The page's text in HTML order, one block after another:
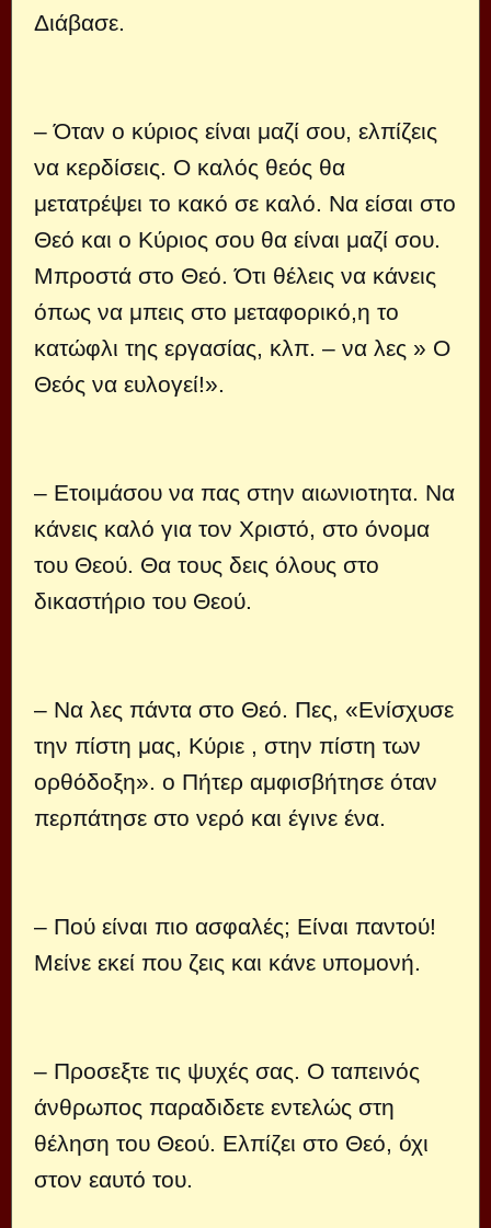
Διάβασε.
– Όταν ο κύριος είναι μαζί σου, ελπίζεις
να κερδίσεις. Ο καλός θεός θα
μετατρέψει το κακό σε καλό. Να είσαι στο
Θεό και ο Κύριος σου θα είναι μαζί σου.
Μπροστά στο Θεό. Ότι θέλεις να κάνεις
όπως να μπεις στο μεταφορικό,η το
κατώφλι της εργασίας, κλπ. – να λες » Ο
Θεός να ευλογεί!».
– Ετοιμάσου να πας στην αιωνιοτητα. Να
κάνεις καλό για τον Χριστό, στο όνομα
του Θεού. Θα τους δεις όλους στο
δικαστήριο του Θεού.
– Να λες πάντα στο Θεό. Πες, «Ενίσχυσε
την πίστη μας, Κύριε , στην πίστη των
ορθόδοξη». ο Πήτερ αμφισβήτησε όταν
περπάτησε στο νερό και έγινε ένα.
– Πού είναι πιο ασφαλές; Είναι παντού!
Μείνε εκεί που ζεις και κάνε υπομονή.
– Προσεξτε τις ψυχές σας. Ο ταπεινός
άνθρωπος παραδιδετε εντελώς στη
θέληση του Θεού. Ελπίζει στο Θεό, όχι
στον εαυτό του.